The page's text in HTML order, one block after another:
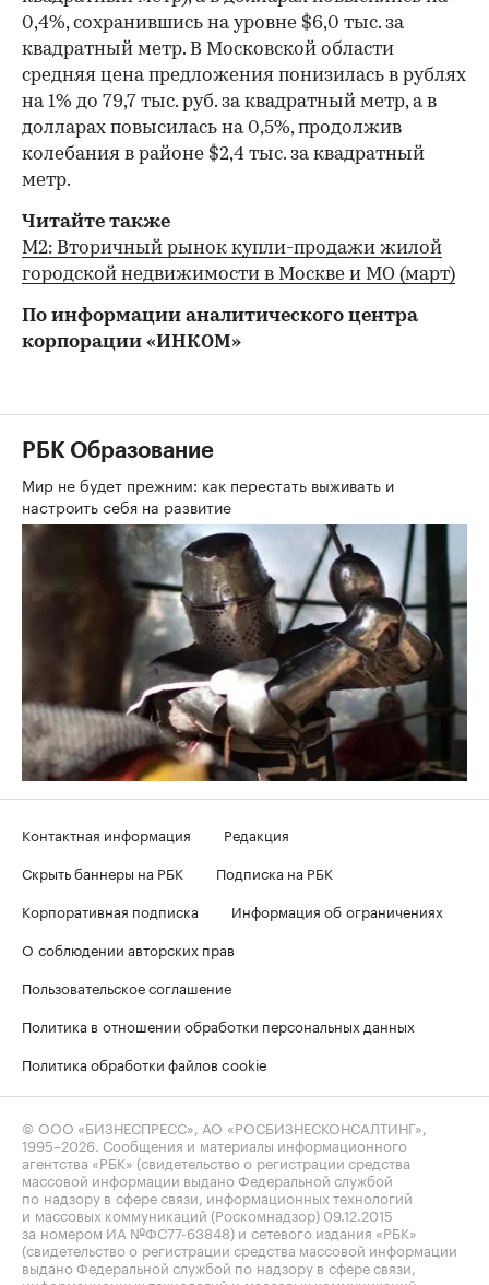
0,4%, сохранившись на уровне $6,0 тыс. за
квадратный метр. В Московской области
средняя цена предложения понизилась в рублях
на 1% до 79,7 тыс. руб. за квадратный метр, а в
долларах повысилась на 0,5%, продолжив
колебания в районе $2,4 тыс. за квадратный
метр.
Читайте также
М2: Вторичный рынок купли-продажи жилой
городской недвижимости в Москве и МО (март)
По информации аналитического центра
корпорации «ИНКОМ»
РБК Образование
Мир не будет прежним: как перестать выживать и
настроить себя на развитие
Контактная информация
Редакция
Скрыть баннеры на РБК
Подписка на РБК
Корпоративная подписка
Информация об ограничениях
О соблюдении авторских прав
Пользовательское соглашение
Политика в отношении обработки персональных данных
Политика обработки файлов cookie
© ООО «БИЗНЕСПРЕСС», АО «РОСБИЗНЕСКОНСАЛТИНГ»,
1995–2026. Сообщения и материалы информационного
агентства «РБК» (свидетельство о регистрации средства
массовой информации выдано Федеральной службой
по надзору в сфере связи, информационных технологий
и массовых коммуникаций (Роскомнадзор) 09.12.2015
за номером ИА №ФС77-63848) и сетевого издания «РБК»
(свидетельство о регистрации средства массовой информации
выдано Федеральной службой по надзору в сфере связи,